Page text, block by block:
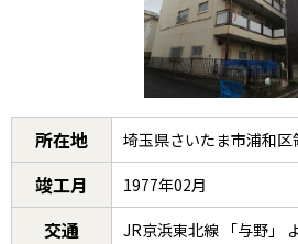
所在地 埼玉県さいたま市浦和
竣工月 1977年02月
交通 JR京浜東北線 「与野」